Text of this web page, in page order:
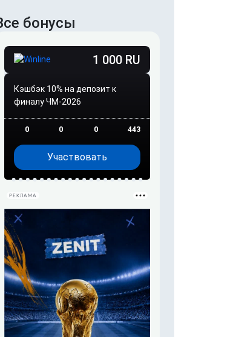
бонусы
1 000 RU
Кэшбэк 10% на депозит к
финалу ЧМ-2026
0 0 0 443
Участвовать
РЕКЛАМА